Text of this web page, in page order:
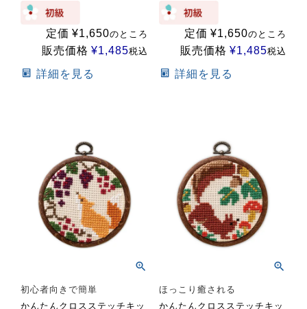
定価 ¥1,650のところ
販売価格 ¥1,485税込
詳細を見る
定価 ¥1,650のところ
販売価格 ¥1,485税込
詳細を見る
初心者向きで簡単
かんたんクロスステッチキッ
ほっこり癒される
かんたんクロスステッチキッ